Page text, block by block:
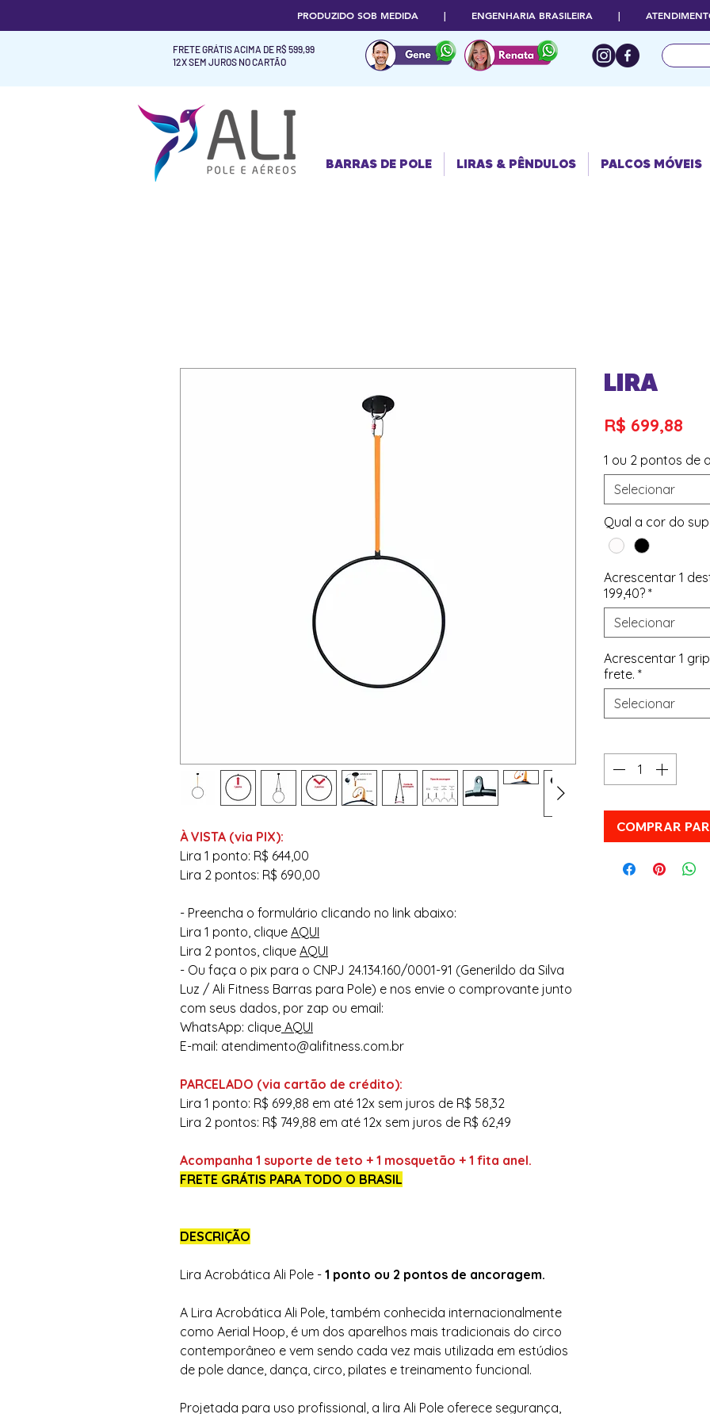
PRODUZIDO SOB MEDIDA | ENGENHARIA BRASILEIRA | ATENDIMENTO
FRETE GRÁTIS ACIMA DE R$ 599,99
12X SEM JUROS NO CARTÃO
BARRAS DE POLE LIRAS & PÊNDULOS PALCOS MÓVEIS
À VISTA (via PIX):
Lira 1 ponto: R$ 644,00
Lira 2 pontos: R$ 690,00
- Preencha o formulário clicando no link abaixo:
Lira 1 ponto, clique AQUI
Lira 2 pontos, clique AQUI
- Ou faça o pix para o CNPJ 24.134.160/0001-91 (Generildo da Silva
Luz / Ali Fitness Barras para Pole) e nos envie o comprovante junto
com seus dados, por zap ou email:
WhatsApp: clique AQUI
E-mail: atendimento@alifitness.com.br
PARCELADO (via cartão de crédito):
Lira 1 ponto: R$ 699,88 em até 12x sem juros de R$ 58,32
Lira 2 pontos: R$ 749,88 em até 12x sem juros de R$ 62,49
Acompanha 1 suporte de teto + 1 mosquetão + 1 fita anel.
FRETE GRÁTIS PARA TODO O BRASIL
DESCRIÇÃO
Lira Acrobática Ali Pole - 1 ponto ou 2 pontos de ancoragem.
A Lira Acrobática Ali Pole, também conhecida internacionalmente
como Aerial Hoop, é um dos aparelhos mais tradicionais do circo
contemporâneo e vem sendo cada vez mais utilizada em estúdios
de pole dance, dança, circo, pilates e treinamento funcional.
Projetada para uso profissional, a lira Ali Pole oferece segurança,
LIRA
R$ 699,88
1 ou 2 pontos de
Selecionar
Qual a cor do
Acrescentar 1
199,40? *
Selecionar
Acrescentar 1
frete. *
Selecionar
COMPRAR